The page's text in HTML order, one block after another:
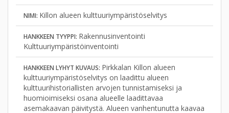
NIMI: Killon alueen kulttuuriympäristöselvitys
HANKKEEN TYYPPI: Rakennusinventointi
Kulttuuriympäristöinventointi
HANKKEEN LYHYT KUVAUS: Pirkkalan Killon alueen
kulttuuriympäristöselvitys on laadittu alueen
kulttuurihistoriallisten arvojen tunnistamiseksi ja
huomioimiseksi osana alueelle laadittavaa
asemakaavan päivitystä. Alueen vanhentunutta kaavaa